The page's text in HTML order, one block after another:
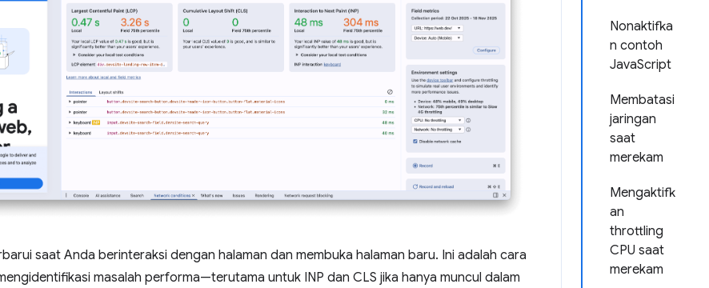
Nonaktifka
n contoh
JavaScript
Membatasi
jaringan
saat
merekam
Mengaktifk
an
throttling
CPU saat
merekam
saat Anda berinteraksi dengan halaman dan membuka halaman baru. Ini adalah cara
masalah performa—terutama untuk INP dan CLS jika hanya muncul dalam